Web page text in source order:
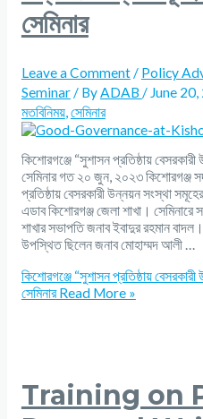
সেমিনার
Leave a Comment / Policy
Seminar/ By ADAB / June
মতবিনিময়, সেমিনার
কিশোরগঞ্জে “সুশাসন প্রতিষ্ঠায়
সেমিনার গত ২০ জুন, ২০২৩ কিশোরগঞ্জ
প্রতিষ্ঠায় বেসরকারী উন্নয়ন সংস্থা
এডাব কিশোরগঞ্জ জেলা শাখা।
শাখার সভাপতি জনাব ইবাদুর রহমান
উপস্থিত ছিলেন জনাব মোহাম্মদ আলী …
কিশোরগঞ্জে “সুশাসন প্রতিষ্ঠায়
সেমিনারRead More »
Training on